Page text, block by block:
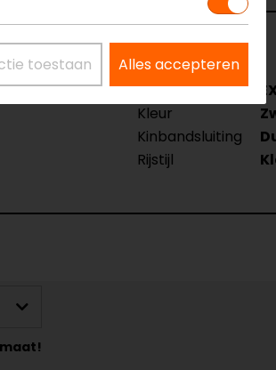
Model
Kleur
Kinbandsluiting
Rijstijl
toestaan Alles accepteren